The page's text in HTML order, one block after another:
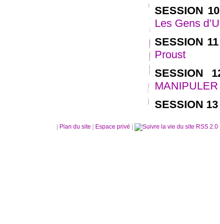
SESSION
Les Gens
SESSION
Proust
SESSION
SESSION
Plan du site Espace privé RSS 2.0